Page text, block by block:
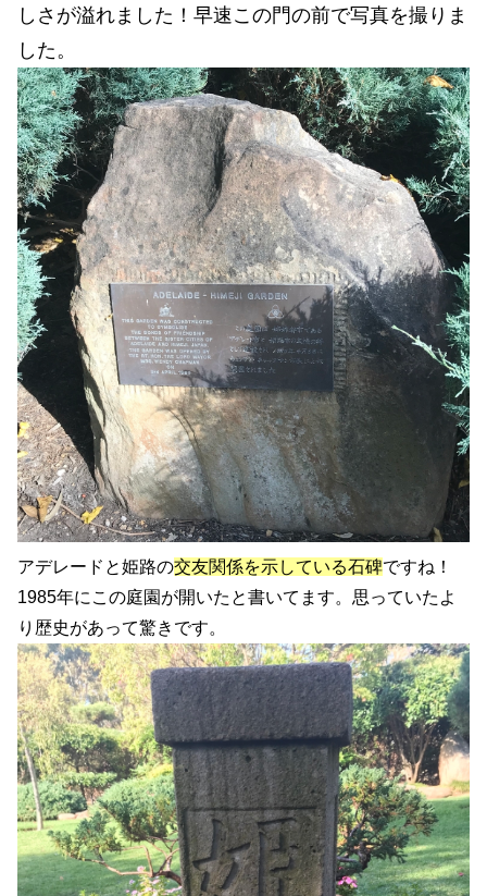
しさが溢れました！早速この門の前で写真を撮りま
した。
アデレードと姫路の交友関係を示している石碑ですね！
1985年にこの庭園が開いたと書いてます。思っていたよ
り歴史があって驚きです。